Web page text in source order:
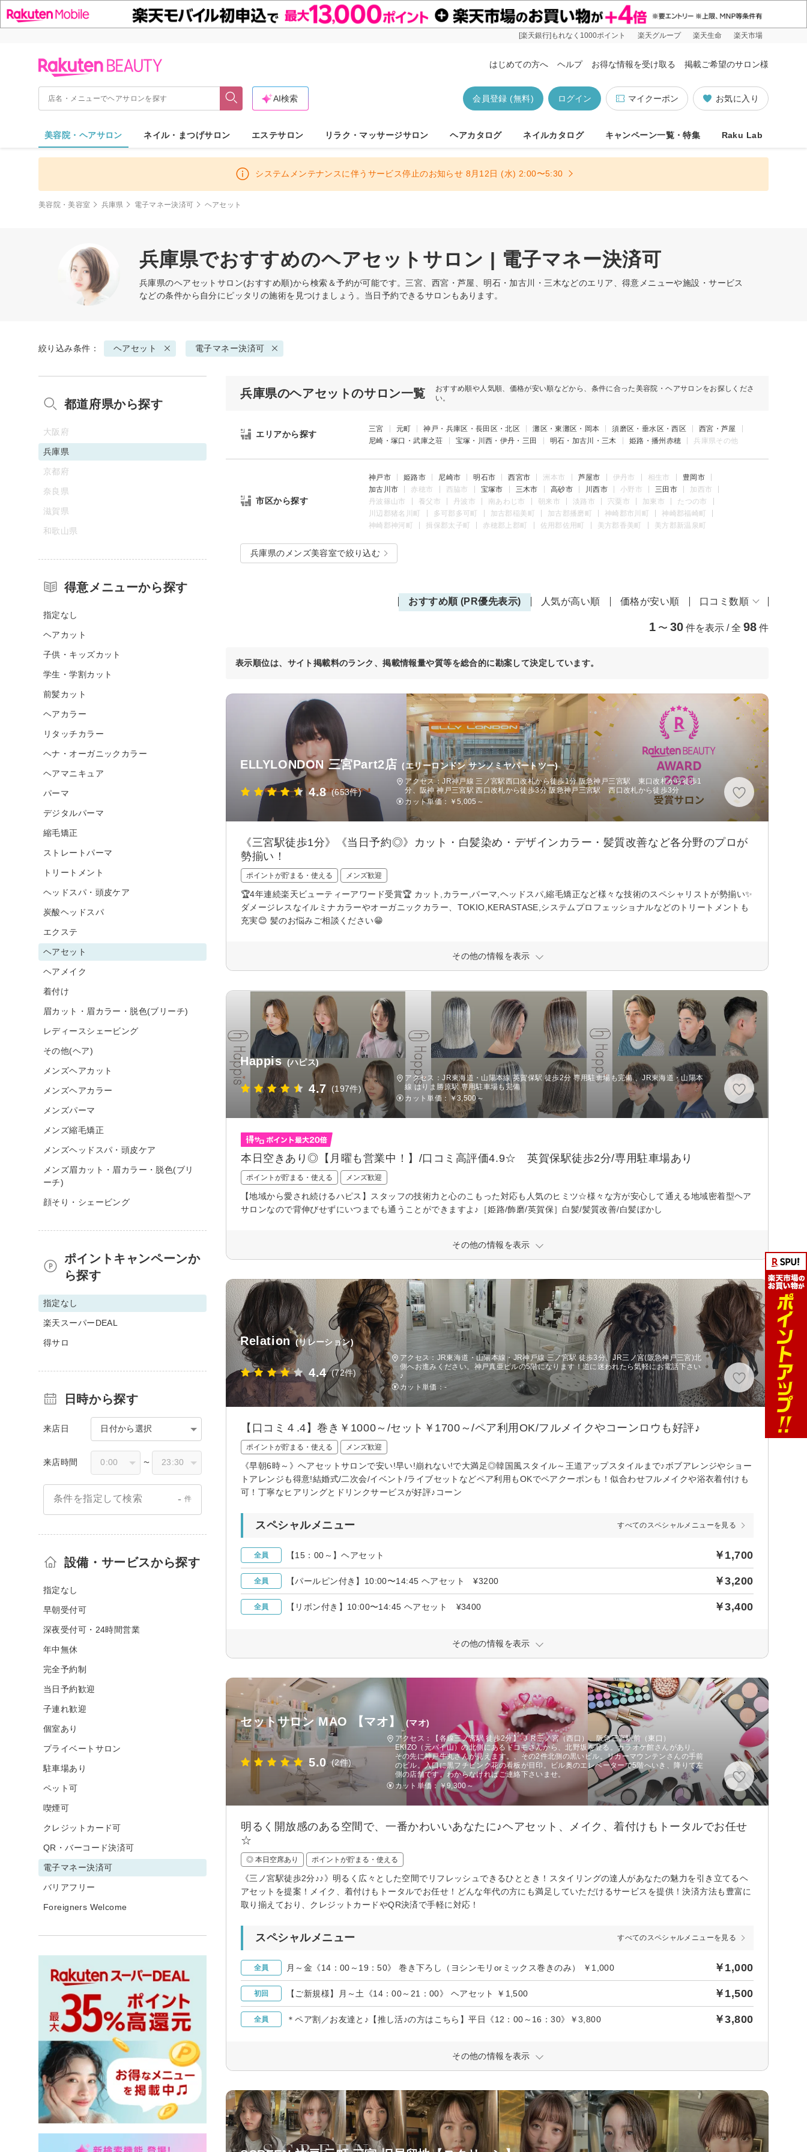
[楽天銀行]もれなく1000ポイント 楽天グループ 楽天生命 楽天市場
はじめての方へ ヘルプ お得な情報を受け取る 掲載ご希望のサロン様
お気に入り
マイクーポン
ログイン
会員登録 (無料)
AI検索
美容院・ヘアサロン ネイル・まつげサロン エステサロン リラク・マッサージサロン ヘアカタログ ネイルカタログ キャンペーン一覧・特集 Raku Lab
システムメンテナンスに伴うサービス停止のお知らせ 8月12日 (水) 2:00〜5:30
美容院・美容室 兵庫県 電子マネー決済可 ヘアセット
兵庫県でおすすめのヘアセットサロン | 電子マネー決済可
兵庫県のヘアセット サロン(おすすめ順)から検索＆予約が可能です。三宮、西宮・芦屋、明石・加古川・三木などのエリア、得意メニューや施設・サービス
などの条件から自分にピッタリの施術を見つけましょう。当日予約できるサロンもあります。
絞り込み条件： ヘアセット 電子マネー決済可
兵庫県のヘアセットのサロン一覧
おすすめ順や人気順、価格が安い順などから、条件に合った美容院・ヘアサロンをお探しくださ
い。
エリアから探す
三宮 元町 神戸・兵庫区・長田区・北区 灘区・東灘区・岡本 須磨区・垂水区・西区
西宮・芦屋
尼崎・塚口・武庫之荘
宝塚・川西・伊丹・三田 明石・加古川・三木 姫路・播州赤穂 兵庫県その他
市区から探す
神戸市 姫路市 尼崎市 明石市 西宮市 洲本市 芦屋市 伊丹市 相生市
豊岡市
加古川市
赤穂市 西脇市 宝塚市 三木市 高砂市 川西市 小野市 三田市
加西市
丹波篠山市
養父市 丹波市 南あわじ市 朝来市 淡路市 宍粟市 加東市
たつの市
川辺郡猪名川町
多可郡多可町 加古郡稲美町 加古郡播磨町 神崎郡市川町
神崎郡福崎町
神崎郡神河町
揖保郡太子町 赤穂郡上郡町 佐用郡佐用町 美方郡香美町 美方郡新温泉町
兵庫県のメンズ美容室で絞り込む
おすすめ順 (PR優先表示) 人気が高い順 価格が安い順 口コミ数順
1 〜 30 件を表示 / 全 98 件
表示順位は、サイト掲載料のランク、掲載情報量や質等を総合的に勘案して決定しています。
ELLYLONDON 三宮Part2店 (エリーロンドン サンノミヤパートツー)
4.8 (653件)
アクセス：JR神戸線 三ノ宮駅西口改札から徒歩1分 阪急神戸三宮駅 東口改札から徒歩1
分、阪神 神戸三宮駅 西口改札から徒歩3分 阪急神戸三宮駅 西口改札から徒歩3分
カット単価：
￥5,005～
《三宮駅徒歩1分》《当日予約◎》カット・白髪染め・デザインカラー・髪質改善など各分野のプロが
勢揃い！
ポイントが貯まる・使える メンズ歓迎
🏆4年連続楽天ビューティーアワード受賞🏆 カット,カラー,パーマ,ヘッドスパ,縮毛矯正など様々な技術のスペシャリストが勢揃い✨
ダメージレスなイルミナカラーやオーガニックカラー、TOKIO,KERASTASE,システムプロフェッショナルなどのトリートメントも
充実😊 髪のお悩みご相談ください😁
その他の情報を表示
Happis (ハピス)
4.7 (197件)
アクセス：JR東海道・山陽本線 英賀保駅 徒歩2分 専用駐車場も完備 、JR東海道・山陽本
線 はりま勝原駅 専用駐車場も完備
カット単価： ￥3,500～
本日空きあり◎【月曜も営業中！】/口コミ高評価4.9☆ 英賀保駅徒歩2分/専用駐車場あり
ポイントが貯まる・使える メンズ歓迎
【地域から愛され続けるハピス】スタッフの技術力と心のこもった対応も人気のヒミツ☆様々な方が安心して通える地域密着型ヘア
サロンなので背伸びせずにいつまでも通うことができますよ♪［姫路/飾磨/英賀保］白髪/髪質改善/白髪ぼかし
その他の情報を表示
Relation (リレーション)
4.4 (72件)
アクセス：JR東海道・山陽本線・JR神戸線 三ノ宮駅 徒歩3分、JR三ノ宮(阪急神戸三宮)北
側へお進みください。神戸真亜ビルの5階になります！道に迷われたら気軽にお電話下さい
♪
カット単価：-
【口コミ４.4】巻き￥1000～/セット￥1700～/ペア利用OK/フルメイクやコーンロウも好評♪
ポイントが貯まる・使える メンズ歓迎
《早朝6時～》ヘアセットサロンで安い!早い!崩れない!で大満足◎韓国風スタイル～王道アップスタイルまで♪ボブアレンジやショー
トアレンジも得意!結婚式/二次会/イベント/ライブセットなどペア利用もOKでペアクーポンも！似合わせフルメイクや浴衣着付けも
可！丁寧なヒアリングとドリンクサービスが好評♪コーン
スペシャルメニュー すべてのスペシャルメニューを見る
全員 【15：00～】ヘアセット ￥1,700
全員 【パールピン付き】10:00〜14:45 ヘアセット ¥3200 ￥3,200
全員 【リボン付き】10:00〜14:45 ヘアセット ¥3400 ￥3,400
その他の情報を表示
セットサロン MAO 【マオ】 (マオ)
5.0 (2件)
アクセス：【各線三ノ宮駅 徒歩2分】 ＪＲ三ノ宮（西口）、阪急三宮駅前（東口）
EKIZO（元パイ山）の北側にあるドコモさんから、北野坂を登る。カラオケ館さんがあり、
その先に神戸牛丸さんが見えます。、その2件北側の黒いビル。リカーマウンテンさんの手前
のビル。入口に黒フチピンク花の看板が目印。ビル奥のエレベーターで5階へいき、降りて左
側の店舗です。わからなければご連絡下さいませ。
カット単価： ￥9,300～
明るく開放感のある空間で、一番かわいいあなたに♪ヘアセット、メイク、着付けもトータルでお任せ
☆
◎ 本日空席あり ポイントが貯まる・使える
《三ノ宮駅徒歩2分♪♪》明るく広々とした空間でリフレッシュできるひととき！スタイリングの達人があなたの魅力を引き立てるヘ
アセットを提案！メイク、着付けもトータルでお任せ！どんな年代の方にも満足していただけるサービスを提供！決済方法も豊富に
取り揃えており、クレジットカードやQR決済で手軽に対応！
スペシャルメニュー すべてのスペシャルメニューを見る
全員 月～金《14：00～19：50》 巻き下ろし（ヨシンモリorミックス巻きのみ） ￥1,000 ￥1,000
初回 【ご新規様】月～土《14：00～21：00》 ヘアセット ￥1,500 ￥1,500
全員 ＊ペア割／お友達と♪【推し活♪の方はこちら】平日《12：00～16：30》￥3,800 ￥3,800
その他の情報を表示
都道府県から探す
大阪府
兵庫県
京都府
奈良県
滋賀県
和歌山県
得意メニューから探す
指定なし
ヘアカット
子供・キッズカット
学生・学割カット
前髪カット
ヘアカラー
リタッチカラー
ヘナ・オーガニックカラー
ヘアマニキュア
パーマ
デジタルパーマ
縮毛矯正
ストレートパーマ
トリートメント
ヘッドスパ・頭皮ケア
炭酸ヘッドスパ
エクステ
ヘアセット
ヘアメイク
着付け
眉カット・眉カラー・脱色(ブリーチ)
レディースシェービング
その他(ヘア)
メンズヘアカット
メンズヘアカラー
メンズパーマ
メンズ縮毛矯正
メンズヘッドスパ・頭皮ケア
メンズ眉カット・眉カラー・脱色(ブリ
ーチ)
顔そり・シェービング
ポイントキャンペーンか
ら探す
指定なし
楽天スーパーDEAL
得サロ
日時から探す
来店日 日付から選択
来店時間 〜
条件を指定して検索 - 件
設備・サービスから探す
指定なし
早朝受付可
深夜受付可・24時間営業
年中無休
完全予約制
当日予約歓迎
子連れ歓迎
個室あり
プライベートサロン
駐車場あり
ペット可
喫煙可
クレジットカード可
QR・バーコード決済可
電子マネー決済可
バリアフリー
Foreigners Welcome